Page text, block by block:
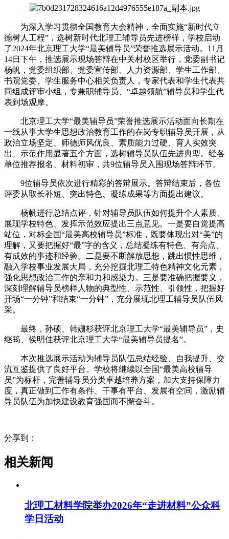
为深入学习贯彻全国教育大会精神，全面实施“新时代立
德树人工程”，选树新时代北理工辅导员先进榜样，学校启动
了2024年北京理工大学“最美辅导员”荣誉推选展示活动。11月
14日下午，推选展示现场答辩在中关村校区举行，党委副书记
杨帆，党委组织部、党委宣传部、人力资源部、学生工作部、
书院党委、学生服务中心相关负责人，专家代表和学生代表共
同组成评审小组，专兼职辅导员、“卓越领航”辅导员和学生代
表到场观摩。
北京理工大学“最美辅导员”荣誉推选展示活动面向长期在
一线从事大学生思想政治教育工作的在岗专职辅导员开展，从
政治立场坚定、师德师风优良、素质能力过硬、育人实效突
出、示范作用显著五个方面，选树辅导员队伍先进典型。经各
单位推荐报名、材料初审，共9位辅导员入围现场答辩环节。
9位辅导员依次进行精彩的答辩展示。 答辩结束后，各位
评委从取长补短、突出特色、凝练成果等方面提出建议。
杨帆进行总结点评，针对辅导员队伍如何提升个人素质、
展现学校特色、发挥示范效应提出三点意见。一是要自觉提高
站位，对标全国“最美高校辅导员”标准，既要体现出对“美”的
理解，又要把握好“最”字的含义，总结凝练有特色、有亮点、
有成效的事迹和经验。二是要不断解放思想，跳出惯性思维，
融入学校事业发展大局，充分挖掘北理工特色精神文化元素，
强化思想政治工作的亲和力和感染力。三是要准确把握要义，
深刻理解辅导员榜样人物的典型性、示范性、引领性，把握好
开场“一分钟”和结束“一分钟”，充分展现北理工辅导员队伍风
采。
最终，孙硕、韩姗杉获评北京理工大学“最美辅导员”，史
继筠、侯明佳获评北京理工大学“最美辅导员提名”。
本次推选展示活动为辅导员队伍总结经验、自我提升、交
流互鉴提供了良好平台。学校将继续以全国“最美高校辅导
员”为标杆，完善辅导员分类卓越培养方案，加大支持保障力
度，真正做到工作有条件、干事有平台、发展有空间，激励辅
导员队伍为加快建设教育强国而不懈奋斗。
分享到：
相关新闻
北理工材料学院举办2026年“走进材料”公众科
学日活动